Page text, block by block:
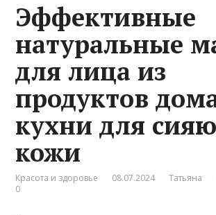
Эффективные
натуральные
для лица из
продуктов
кухни для
кожи
Красота и здоровье 08.07.2024 Татьяна
0